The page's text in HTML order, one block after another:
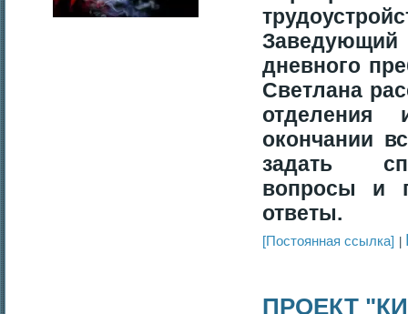
дневного
Светлана
окончании
задать
вопросы и
ответы.
[Постоянная ссылка]
ПРОЕКТ